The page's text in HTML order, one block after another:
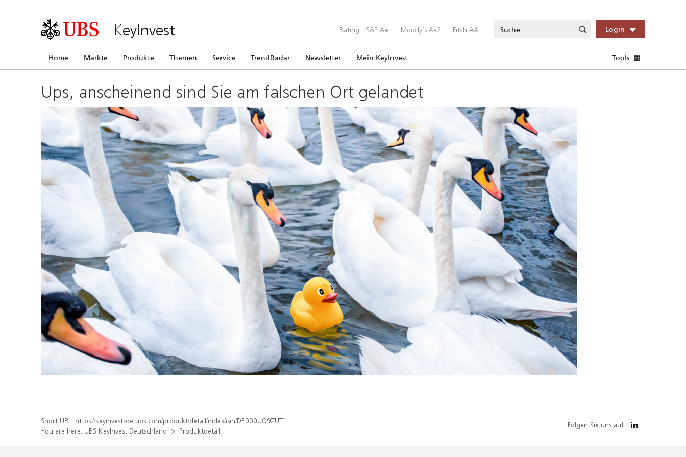
KeyInvest Rating: S&P A+ | Moody’s Aa2 | Fitch AA Login
Home Märkte Produkte Themen Service TrendRadar Newsletter Mein KeyInvest Tools
Ups, anscheinend sind Sie am falschen Ort gelandet
Short URL: https://keyinvest-de.ubs.com/produkt/detail/index/isin/DE000UQ9ZUT1
You are here: UBS KeyInvest Deutschland Produktdetail
Folgen Sie uns auf